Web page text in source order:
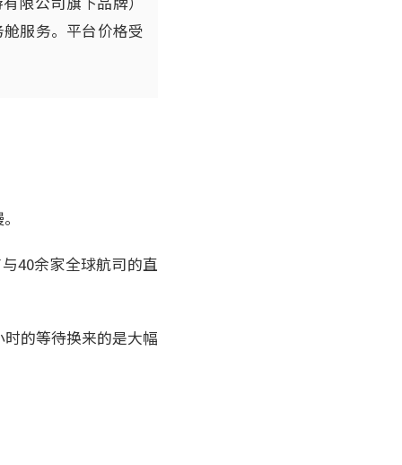
服务。平台价格受
40余家全球航司的直
的等待换来的是大幅